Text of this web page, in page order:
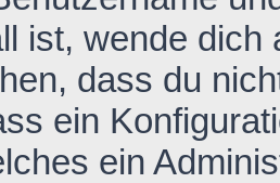
ist, wende dich
dass du
ein
ein